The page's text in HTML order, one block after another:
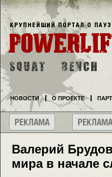
Валерий
мира в начале
НОВОСТИ О ПРОЕКТЕ